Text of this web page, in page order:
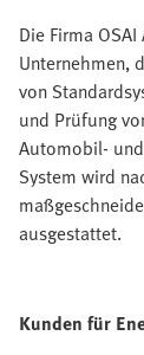
Die Firma
Unternehmen,
von
und Prüfung
Automobil-
System wird
ausgestattet.
Kunden für